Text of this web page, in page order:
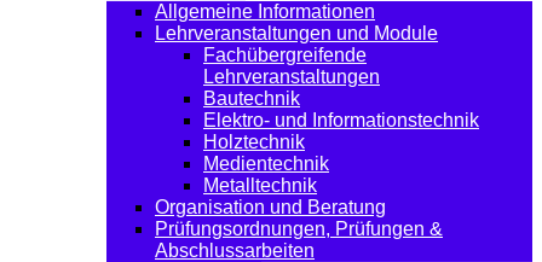
Allgemeine Informationen
Lehrveranstaltungen und Module
Fachübergreifende
Lehrveranstaltungen
Bautechnik
Elektro- und Informationstechnik
Holztechnik
Medientechnik
Metalltechnik
Organisation und Beratung
Prüfungsordnungen, Prüfungen &
Abschlussarbeiten